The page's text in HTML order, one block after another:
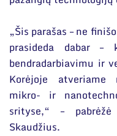
„Šis parašas – ne
prasideda dabar
bendradarbiavimu ir
Korėjoje atveriame
mikro- ir
srityse,“ –
Skaudžius.